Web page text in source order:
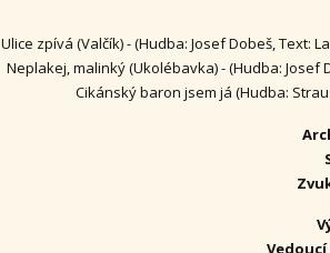
Ulice zpívá (Valčík) - (Hudba: Josef Dobeš, Text:
Neplakej, malinký (Ukolébavka) - (Hudba: Josef
Cikánský baron jsem já (Hudba: